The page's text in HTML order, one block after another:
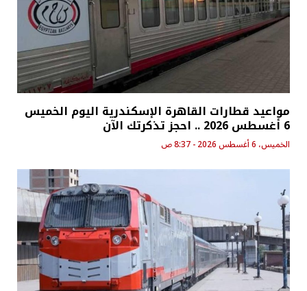
مواعيد قطارات القاهرة الإسكندرية اليوم الخميس
6 أغسطس 2026 .. احجز تذكرتك الآن
الخميس، 6 أغسطس 2026 - 8:37 ص